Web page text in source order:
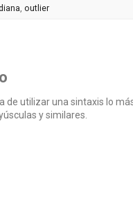
outlier
de utilizar una sintaxis lo
y similares.